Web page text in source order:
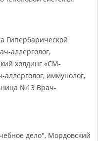
Гипербарической
аллерголог,
холдинг «СМ-
иммунолог,
№13 Врач-
дело", Мордовский